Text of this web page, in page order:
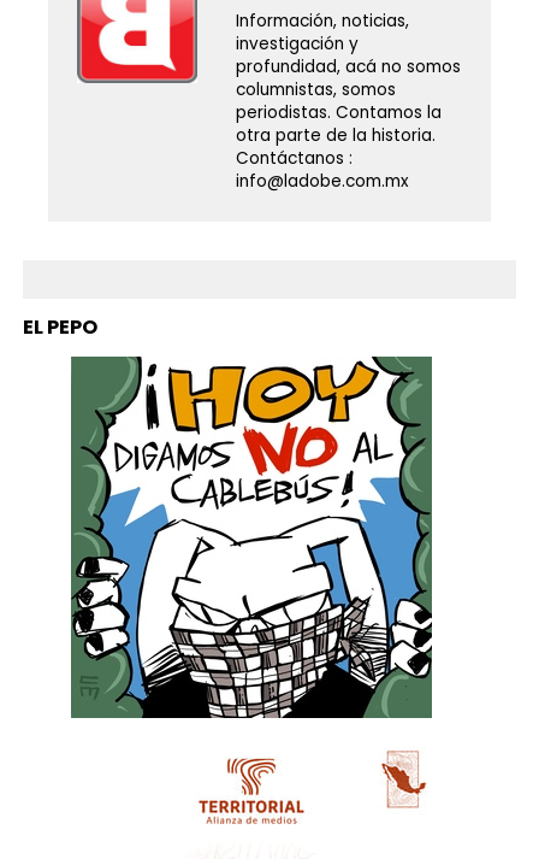
Información, noticias,
investigación y
profundidad, acá no somos
columnistas, somos
periodistas. Contamos la
otra parte de la historia.
Contáctanos :
info@ladobe.com.mx
EL PEPO